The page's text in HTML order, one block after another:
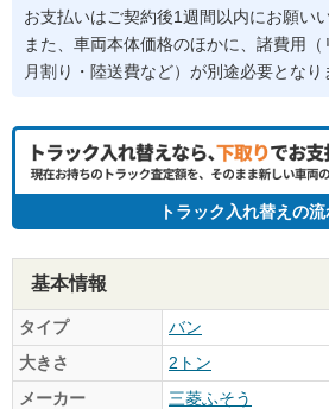
お支払いはご契約後1週間以内にお願い
また、車両本体価格のほかに、諸費用
月割り・陸送費など）が別途必要となり
トラック入れ替えの流
基本情報
タイプ
バン
大きさ
2トン
メーカー
三菱ふそう